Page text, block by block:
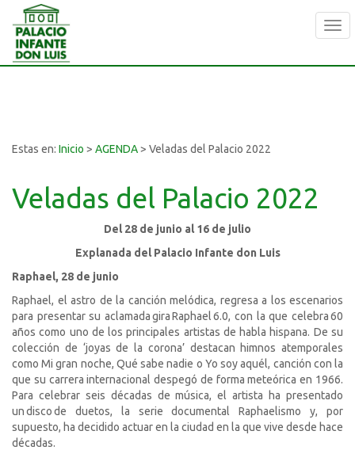
Estas en: Inicio > AGENDA> Veladas del Palacio 2022
Veladas del Palacio 2022
Del 28 de junio al 16 de julio
Explanada del Palacio Infante don Luis
Raphael, 28 de junio
Raphael, el astro de la canción melódica, regresa a los escenarios
para presentar su aclamada gira Raphael 6.0, con la que celebra 60
años como uno de los principales artistas de habla hispana. De su
colección de ‘joyas de la corona’ destacan himnos atemporales
como Mi gran noche, Qué sabe nadie o Yo soy aquél, canción con la
que su carrera internacional despegó de forma meteórica en 1966.
Para celebrar seis décadas de música, el artista ha presentado
un disco de duetos, la serie documental Raphaelismo y, por
supuesto, ha decidido actuar en la ciudad en la que vive desde hace
décadas.